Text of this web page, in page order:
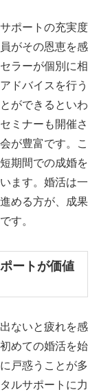
ポートの充実度
がその恩恵を感
ラーが個別に相
ドバイスを行う
ができるといわ
ミナーも開催さ
が豊富です。こ
期間での成婚を
ます。婚活は一
める方が、成果
す。
ートが価値
ないと疲れを感
めての婚活を始
戸惑うことが多
ルサポートに力